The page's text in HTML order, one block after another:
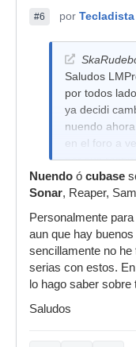
#6 por Tecladista
Saludos
por todos
ya decidi
nuendo
en el foro a
por sus
solucion por
Nuendo ó cubase
Sonar, Reaper,
Personalmente
aun que hay
sencillamente no he
serias con estos.
lo hago saber sobre
Saludos